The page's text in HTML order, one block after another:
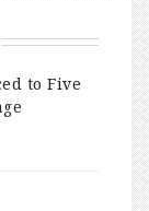
to Five